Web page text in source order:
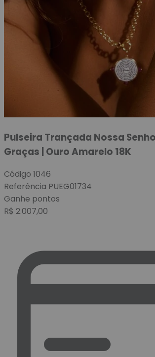
Pulseira Trançada Nossa
Graças | Ouro Amarelo 18K
Código 1046
Referência PUEG01734
Ganhe pontos
R$ 2.007,00